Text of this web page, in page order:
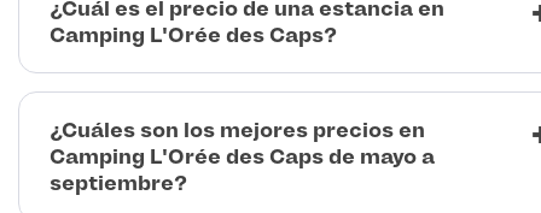
¿Cuál es el precio de una estancia en
Camping L'Orée des Caps?
¿Cuáles son los mejores precios en
Camping L'Orée des Caps de mayo a
septiembre?